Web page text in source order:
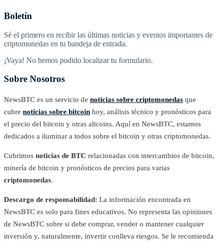
Boletín
Sé el primero en recibir las últimas noticias y eventos importantes de
criptomonedas en tu bandeja de entrada.
¡Vaya! No hemos podido localizar tu formulario.
Sobre Nosotros
NewsBTC es un servicio de noticias sobre criptomonedas que
cubre noticias sobre bitcoin hoy, análisis técnico y pronósticos para
el precio del bitcoin y otras altcoins. Aquí en NewsBTC, estamos
dedicados a iluminar a todos sobre el bitcoin y otras criptomonedas.
Cubrimos noticias de BTC relacionadas con intercambios de bitcoin,
minería de bitcoin y pronósticos de precios para varias
criptomonedas.
Descargo de responsabilidad: La información encontrada en
NewsBTC es solo para fines educativos. No representa las opiniones
de NewsBTC sobre si debe comprar, vender o mantener cualquier
inversión y, naturalmente, invertir conlleva riesgos. Se le recomienda